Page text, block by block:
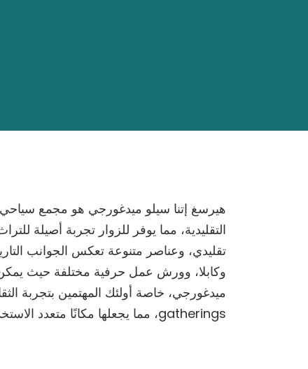
هيرسغ إتنا سيلو ميدغورجي هو مجمع
التقليدية، مما يوفر للزوار تجربة أصيلة
تقليدي، وعناصر متنوعة تعكس الجوانب
وكابلا، وورش عمل حرفية مختلفة حيث يمكن
ميدغورجي، خاصة أولئك المهتمين بتجربة
gatherings، مما يجعلها مكانًا متعدد الاستخدامات للاسترخاء والاحتفال في بيئة خلابة.